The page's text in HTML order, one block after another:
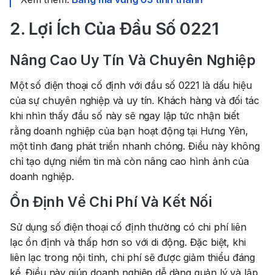
2. Lợi Ích Của Đầu Số 0221
Nâng Cao Uy Tín Và Chuyên Nghiệp
Một số điện thoại cố định với đầu số 0221 là dấu hiệu
của sự chuyên nghiệp và uy tín. Khách hàng và đối tác
khi nhìn thấy đầu số này sẽ ngay lập tức nhận biết
rằng doanh nghiệp của bạn hoạt động tại Hưng Yên,
một tỉnh đang phát triển nhanh chóng. Điều này không
chỉ tạo dựng niềm tin mà còn nâng cao hình ảnh của
doanh nghiệp.
Ổn Định Về Chi Phí Và Kết Nối
Sử dụng số điện thoại cố định thường có chi phí liên
lạc ổn định và thấp hơn so với di động. Đặc biệt, khi
liên lạc trong nội tỉnh, chi phí sẽ được giảm thiểu đáng
kể. Điều này giúp doanh nghiệp dễ dàng quản lý và lập